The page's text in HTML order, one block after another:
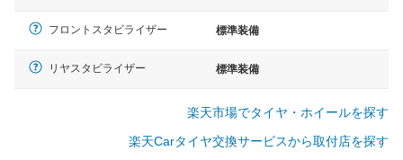
フロントスタビライザー 標準装備
リヤスタビライザー 標準装備
楽天市場でタイヤ・ホイールを探す
楽天Carタイヤ交換サービスから取付店を探す